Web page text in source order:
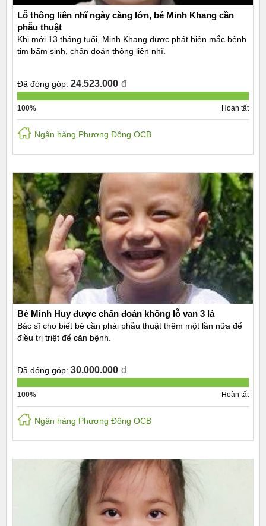
Lỗ thông liên nhĩ ngày càng lớn, bé Minh Khang cần
phẫu thuật
Khi mới 13 tháng tuổi, Minh Khang được phát hiện mắc bệnh
tim bẩm sinh, chẩn đoán thông liên nhĩ.
Đã đóng góp: 24.523.000 đ
100% Hoàn tất
Ngân hàng Phương Đông OCB
Bé Minh Huy được chẩn đoán không lỗ van 3 lá
Bác sĩ cho biết bé cần phải phẫu thuật thêm một lần nữa để
điều trị triệt để căn bệnh.
Đã đóng góp: 30.000.000 đ
100% Hoàn tất
Ngân hàng Phương Đông OCB